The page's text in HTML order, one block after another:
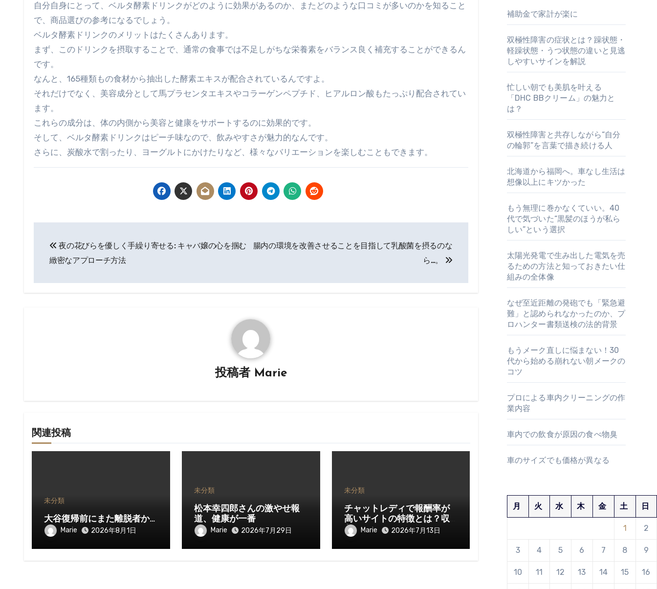
自分自身にとって、ベルタ酵素ドリンクがどのように効果があるのか、またどのような口コミが多いのかを知ること
で、商品選びの参考になるでしょう。
ベルタ酵素ドリンクのメリットはたくさんあります。
まず、このドリンクを摂取することで、通常の食事では不足しがちな栄養素をバランス良く補充することができるん
です。
なんと、165種類もの食材から抽出した酵素エキスが配合されているんですよ。
それだけでなく、美容成分として馬プラセンタエキスやコラーゲンペプチド、ヒアルロン酸もたっぷり配合されてい
ます。
これらの成分は、体の内側から美容と健康をサポートするのに効果的です。
そして、ベルタ酵素ドリンクはピーチ味なので、飲みやすさが魅力的なんです。
さらに、炭酸水で割ったり、ヨーグルトにかけたりなど、様々なバリエーションを楽しむこともできます。
夜の花びらを優しく手繰り寄せる: キャバ嬢の心を掴む
緻密なアプローチ方法
腸内の環境を改善させることを目指して乳酸菌を摂るのな
ら…。
投稿者 Marie
関連投稿
未分類
大谷復帰前にまた離脱者か…
Marie 2026年8月1日
未分類
松本幸四郎さんの激やせ報
道、健康が一番
Marie 2026年7月29日
未分類
チャットレディで報酬率が
高いサイトの特徴とは？収
入を伸ばすために知ってお
きたいポイント
Marie 2026年7月13日
補助金で家計が楽に
双極性障害の症状とは？躁状態・
軽躁状態・うつ状態の違いと見逃
しやすいサインを解説
忙しい朝でも美肌を叶える
「DHC BBクリーム」の魅力と
は？
双極性障害と共存しながら“自分
の輪郭”を言葉で描き続ける人
北海道から福岡へ。車なし生活は
想像以上にキツかった
もう無理に巻かなくていい。40
代で気づいた“黒髪のほうが私ら
しい”という選択
太陽光発電で生み出した電気を売
るための方法と知っておきたい仕
組みの全体像
なぜ至近距離の発砲でも「緊急避
難」と認められなかったのか、プ
ロハンター書類送検の法的背景
もうメーク直しに悩まない！30
代から始める崩れない朝メークの
コツ
プロによる車内クリーニングの作
業内容
車内での飲食が原因の食べ物臭
車のサイズでも価格が異なる
月 火 水 木 金 土 日
1 2
3 4 5 6 7 8 9
10 11 12 13 14 15 16